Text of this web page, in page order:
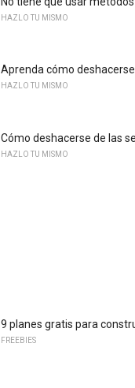
HAZLO TU MISMO
Aprenda cómo
HAZLO TU MISMO
Cómo deshacerse de las
HAZLO TU MISMO
9 planes gratis para
FREEBIES